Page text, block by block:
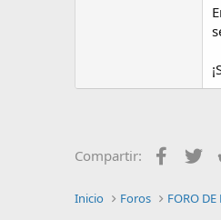
Compartir:
Inicio Foros FORO DE